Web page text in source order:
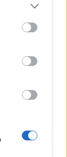
more Google
may click to
tags to
below Google